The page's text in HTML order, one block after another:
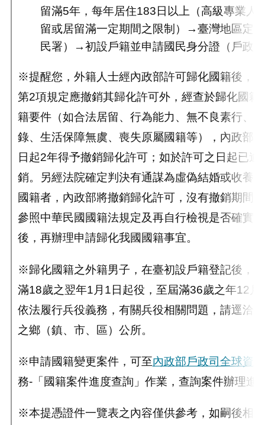
留滿5年，每年居住183日以上（高級專業人
留或居留滿一定期間之限制）→臺灣地區定
民署）→初設戶籍並申請國民身分證（戶政
※提醒您，外籍人士經內政部許可歸化國籍後，
第2項規定應撤銷其歸化許可外，經查於歸化國籍
籍要件（如合法居留、行為能力、無不良素行、
錄、生活保障無虞、喪失原屬國籍等），內政部
日起2年得予撤銷歸化許可；如於許可之日起已逾
銷。另經法院確定判決有通謀為虛偽結婚或收養
國籍者，內政部將撤銷歸化許可，沒有撤銷期間
參照中華民國國籍法規定及再自行檢視是否確實
後，再辦理申請歸化我國國籍事宜。
※歸化國籍之外籍男子，在臺初設戶籍登記後，
滿18歲之翌年1月1日起役，至屆滿36歲之年12月
依法履行兵役義務，有關兵役相關問題，請逕洽
之鄉（鎮、市、區）公所。
※申請國籍變更案件，可至內政部戶政司全球資
務-「國籍案件進度查詢」作業，查詢案件辦理進
※本提憑證件一覽表之內容僅供參考，如嗣後相